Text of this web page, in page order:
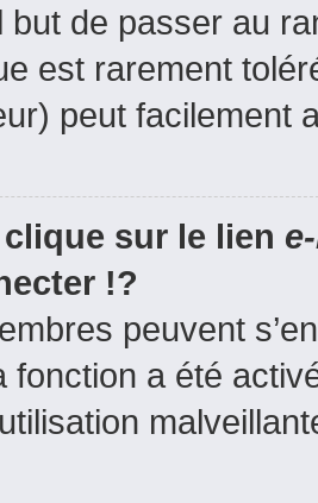
but de passer au
est rarement
peut facilement
sur le lien
!?
peuvent
fonction a été